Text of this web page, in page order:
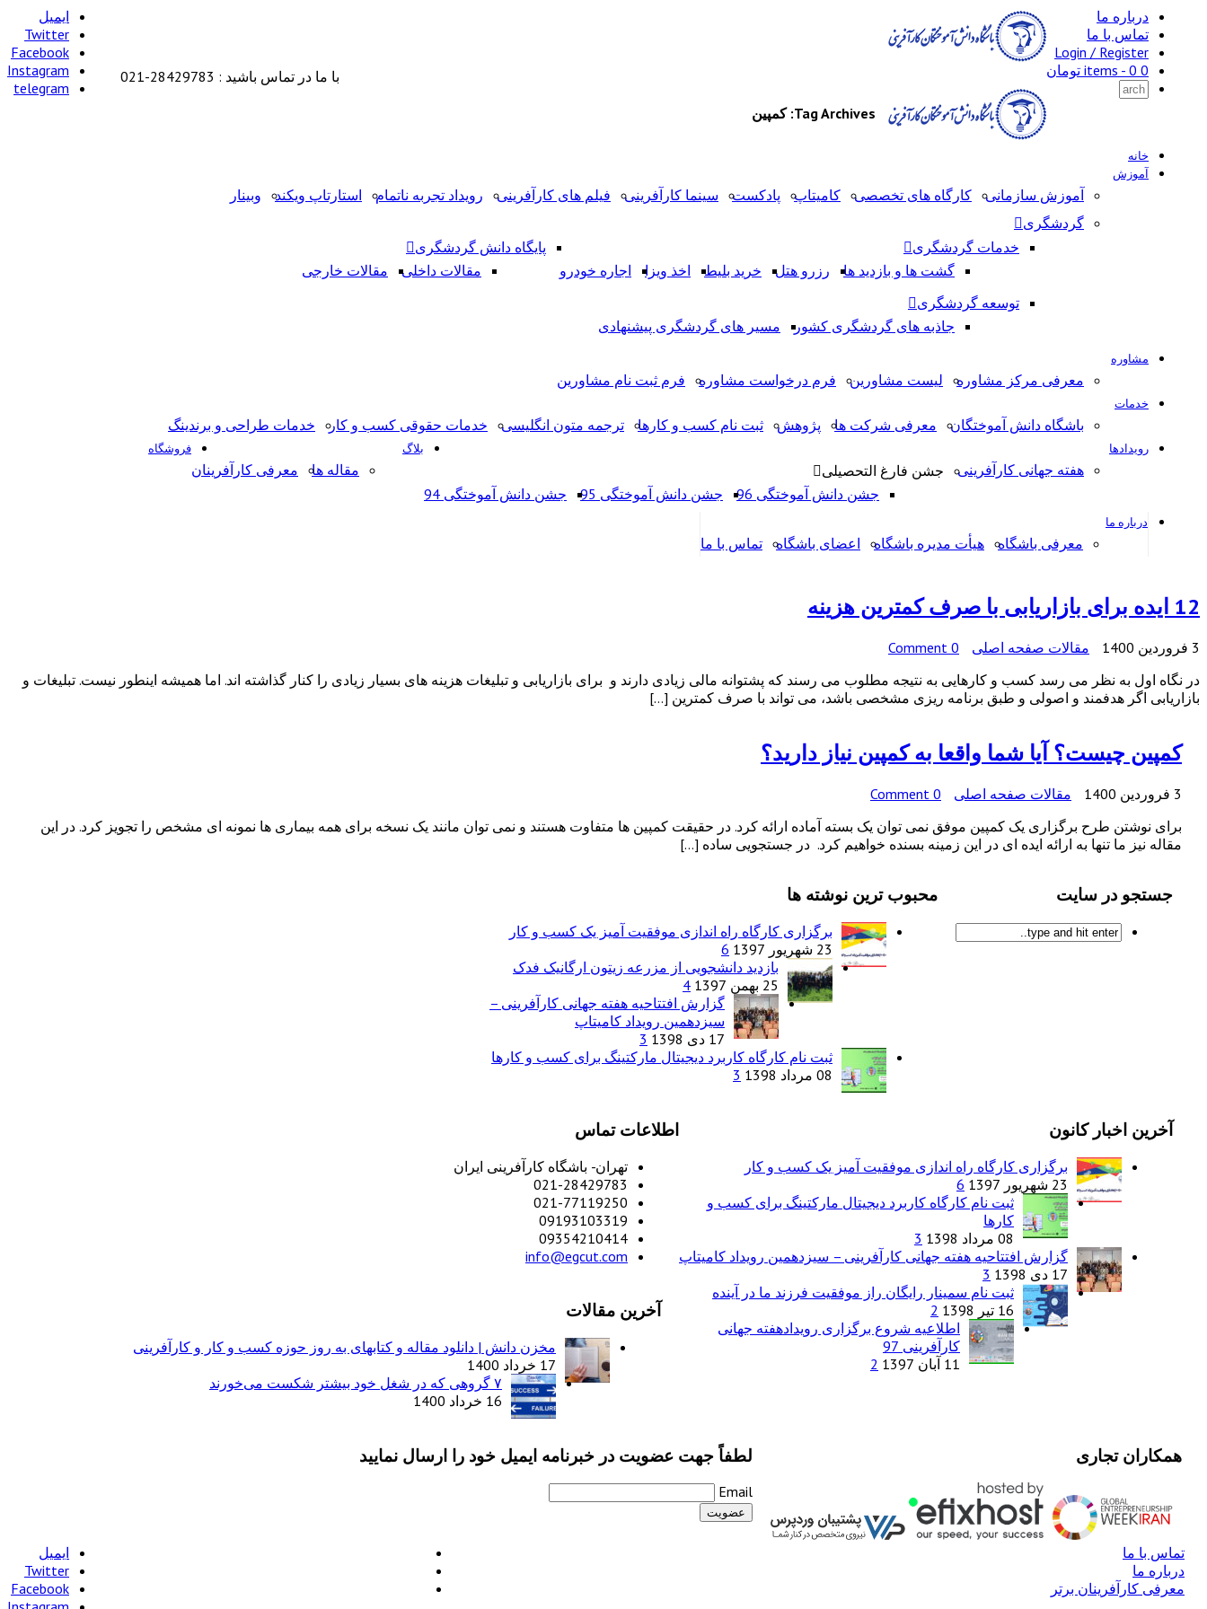
درباره ما
تماس با ما
Login / Register
0 items -
0 تومان
ایمیل
Twitter
Facebook
Instagram
telegram
با ما در تماس باشید : 28429783-021
خانه
آموزش
آموزش سازمانی کارگاه های تخصصی کامیتاپ پادکست سینما کارآفرینی فیلم های کارآفرینی رویداد تجربه ناتمام استارتاپ ویکند
وبینار
گردشگری
خدمات گردشگری
گشت ها و بازدید ها
رزرو هتل خرید بلیط اخذ ویزا اجاره خودرو
پایگاه دانش گردشگری
مقالات داخلی
مقالات خارجی
توسعه گردشگری
جاذبه های گردشگری کشور
مسیر های گردشگری پیشنهادی
مشاوره
معرفی مرکز مشاوره لیست مشاورین فرم درخواست مشاوره فرم ثبت نام مشاورین
خدمات
باشگاه دانش آموختگان معرفی شرکت ها پژوهش ثبت نام کسب و کارها ترجمه متون انگلیسی خدمات حقوقی کسب و کار خدمات طراحی و برندینگ
رویدادها
هفته جهانی کارآفرینی
جشن فارغ التحصیلی
جشن دانش آموختگی 96
جشن دانش آموختگی 95 جشن دانش آموختگی 94
بلاگ
مقاله ها معرفی کارآفرینان
فروشگاه
درباره ما
معرفی باشگاه هیأت مدیره باشگاه اعضای باشگاه تماس با ما
Tag Archives: کمپین
12 ایده برای بازاریابی با صرف کمترین هزینه
3 فروردین 1400 مقالات صفحه اصلی
0 Comment
در نگاه اول به نظر می رسد کسب و کارهایی به نتیجه مطلوب می رسند که پشتوانه مالی زیادی دارند و برای بازاریابی و تبلیغات هزینه های بسیار زیادی را کنار گذاشته اند. اما همیشه اینطور نیست. تبلیغات و
بازاریابی اگر هدفمند و اصولی و طبق برنامه ریزی مشخصی باشد، می تواند با صرف کمترین […]
کمپین چیست؟ آيا شما واقعا به كمپين نياز دارید؟
3 فروردین 1400 مقالات صفحه اصلی
0 Comment
برای نوشتن طرح برگزاری یک کمپین موفق نمی توان یک بسته آماده ارائه کرد. در حقیقت کمپین ها متفاوت هستند و نمی توان مانند یک نسخه برای همه بیماری ها نمونه ای مشخص را تجویز کرد. در این
مقاله نیز ما تنها به ارائه ایده ای در این زمینه بسنده خواهیم کرد. در جستجویی ساده […]
جستجو در سایت محبوب ترین نوشته ها
برگزاری کارگاه راه اندازی موفقیت آمیز یک کسب و کار
23 شهریور 1397
6
بازدید دانشجویی از مزرعه زیتون ارگانیک فدک
25 بهمن 1397
4
گزارش افتتاحیه هفته جهانی کارآفرینی –
سیزدهمین رویداد کامیتاپ
17 دی 1398
3
ثبت نام کارگاه کاربرد دیجیتال مارکتینگ برای کسب و کارها
08 مرداد 1398
3
آخرین اخبار کانون
برگزاری کارگاه راه اندازی موفقیت آمیز یک کسب و کار
23 شهریور 1397
6
ثبت نام کارگاه کاربرد دیجیتال مارکتینگ برای کسب و
کارها
08 مرداد 1398
3
گزارش افتتاحیه هفته جهانی کارآفرینی – سیزدهمین رویداد کامیتاپ
17 دی 1398
3
ثبت نام سمینار رایگان راز موفقیت فرزند ما در آینده
16 تیر 1398
2
اطلاعیه شروع برگزاری رویدادهفته جهانی
کارآفرینی 97
11 آبان 1397
2
اطلاعات تماس
تهران- باشگاه کارآفرینی ایران
021-28429783
021-77119250
09193103319
09354210414
info@egcut.com
آخرین مقالات
مخزن دانش | دانلود مقاله و کتابهای به روز حوزه کسب و کار و کارآفرینی
17 خرداد 1400
۷ گروهی که در شغل خود بیشتر شکست می‌خورند
16 خرداد 1400
همکاران تجاری لطفاً جهت عضویت در خبرنامه ایمیل خود را ارسال نمایید
Email
تماس با ما
درباره ما
معرفی کارآفرینان برتر
ایمیل
Twitter
Facebook